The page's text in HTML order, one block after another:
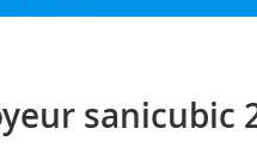
sanicubic